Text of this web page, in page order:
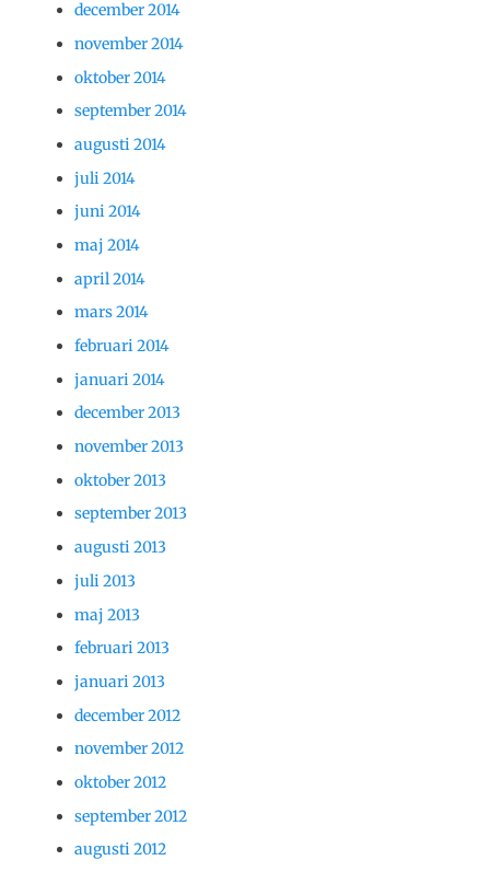
december 2014
november 2014
oktober 2014
september 2014
augusti 2014
juli 2014
juni 2014
maj 2014
april 2014
mars 2014
februari 2014
januari 2014
december 2013
november 2013
oktober 2013
september 2013
augusti 2013
juli 2013
maj 2013
februari 2013
januari 2013
december 2012
november 2012
oktober 2012
september 2012
augusti 2012